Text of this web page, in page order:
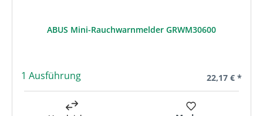
ABUS Mini-Rauchwarnmelder GRWM30600
1 Ausführung Regulärer
22,17 € *